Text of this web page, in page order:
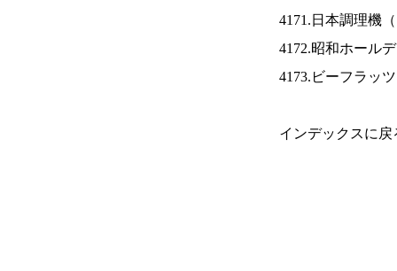
4171.日本調理機（
4172.昭和ホール
4173.ビーフラッ
インデックスに戻